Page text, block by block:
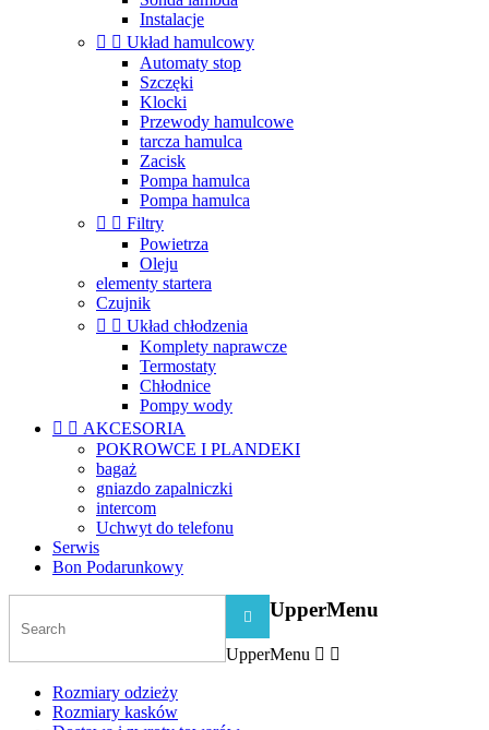
Instalacje
  Układ hamulcowy
Automaty stop
Szczęki
Klocki
Przewody hamulcowe
tarcza hamulca
Zacisk
Pompa hamulca
Pompa hamulca
  Filtry
Powietrza
Oleju
elementy startera
Czujnik
  Układ chłodzenia
Komplety naprawcze
Termostaty
Chłodnice
Pompy wody
  AKCESORIA
POKROWCE I PLANDEKI
bagaż
gniazdo zapalniczki
intercom
Uchwyt do telefonu
Serwis
Bon Podarunkowy
 UpperMenu
UpperMenu  
Rozmiary odzieży
Rozmiary kasków